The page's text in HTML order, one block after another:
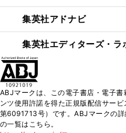
集英社アドナビ
集英社エディターズ・ラ
ABJマークは、この電子書店・電子
ンツ使用許諾を得た正規版配信サー
第6091713号）です。ABJマークの
の一覧はこちら。